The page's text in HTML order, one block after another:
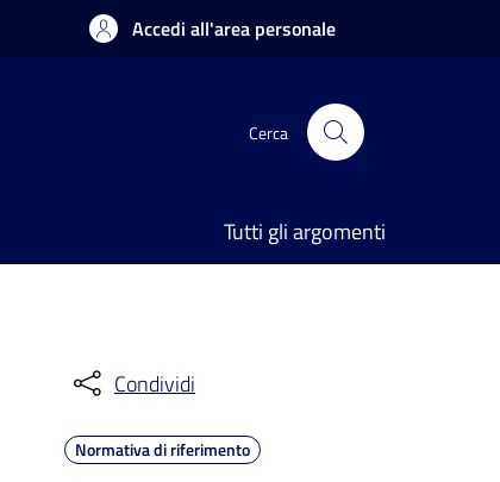
Accedi all'area personale
Cerca
Tutti gli argomenti
Condividi
Normativa di riferimento